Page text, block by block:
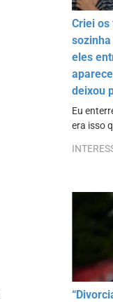
Criei
eles
deixou
Eu
era isso